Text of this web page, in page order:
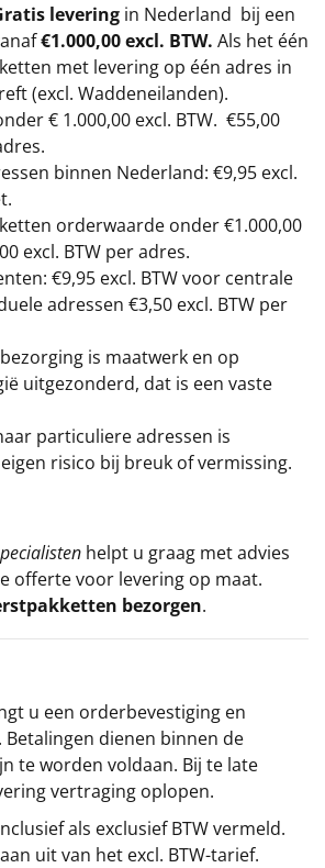
levering in Nederland bij een
€1.000,00 excl. BTW. Als het één
met levering op één adres in
(excl. Waddeneilanden).
€ 1.000,00 excl. BTW. €55,00
binnen Nederland: €9,95 excl.
orderwaarde onder €1.000,00
excl. BTW per adres.
€9,95 excl. BTW voor centrale
adressen €3,50 excl. BTW per
is maatwerk en op
uitgezonderd, dat is een vaste
particuliere adressen is
risico bij breuk of vermissing.
helpt u graag met advies
offerte voor levering op maat.
bezorgen.
u een orderbevestiging en
dienen binnen de
te worden voldaan. Bij te late
vertraging oplopen.
als exclusief BTW vermeld.
uit van het excl. BTW-tarief.